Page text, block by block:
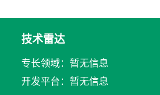
技术雷达
专长领域：暂无信息
开发平台：暂无信息